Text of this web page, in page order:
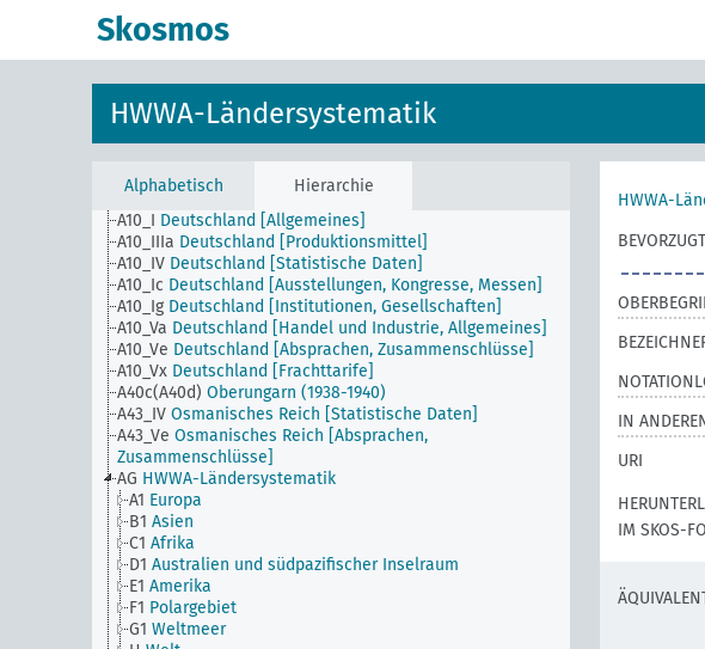
Skosmos
HWWA-Ländersystematik
Alphabetisch
Hierarchie
A10_I Deutschland [Allgemeines]
A10_IIIa Deutschland [Produktionsmittel]
A10_IV Deutschland [Statistische Daten]
A10_Ic Deutschland [Ausstellungen, Kongresse, Messen]
A10_Ig Deutschland [Institutionen, Gesellschaften]
A10_Va Deutschland [Handel und Industrie, Allgemeines]
A10_Ve Deutschland [Absprachen, Zusammenschlüsse]
A10_Vx Deutschland [Frachttarife]
A40c(A40d) Oberungarn (1938-1940)
A43_IV Osmanisches Reich [Statistische Daten]
A43_Ve Osmanisches Reich [Absprachen,
Zusammenschlüsse]
AG HWWA-Ländersystematik
A1 Europa
B1 Asien
C1 Afrika
D1 Australien und südpazifischer Inselraum
E1 Amerika
F1 Polargebiet
G1 Weltmeer
HWWA-
IN
URI
IM SKOS-